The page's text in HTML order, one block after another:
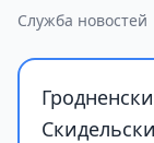
Служба новостей